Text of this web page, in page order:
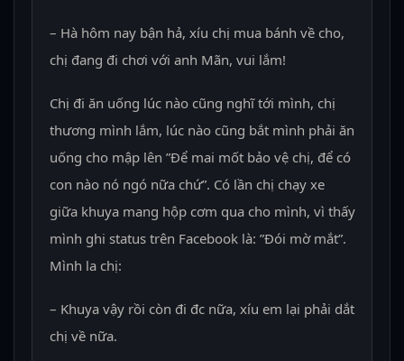
– Hà hôm nay bận hả, xíu chị mua bánh về cho,
chị đang đi chơi với anh Mãn, vui lắm!
Chị đi ăn uống lúc nào cũng nghĩ tới mình, chị
thương mình lắm, lúc nào cũng bắt mình phải ăn
uống cho mập lên ”Để mai mốt bảo vệ chị, để có
con nào nó ngó nữa chứ”. Có lần chị chạy xe
giữa khuya mang hộp cơm qua cho mình, vì thấy
mình ghi status trên Facebook là: ”Đói mờ mắt”.
Mình la chị:
– Khuya vậy rồi còn đi đc nữa, xíu em lại phải dắt
chị về nữa.